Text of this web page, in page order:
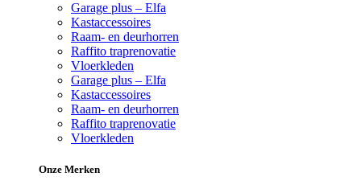
Garage plus – Elfa
Kastaccessoires
Raam- en deurhorren
Raffito traprenovatie
Vloerkleden
Garage plus – Elfa
Kastaccessoires
Raam- en deurhorren
Raffito traprenovatie
Vloerkleden
Onze Merken